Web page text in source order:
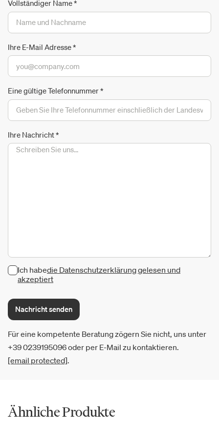
Vollständiger Name*
Ihre E-Mail Adresse*
Eine gültige Telefonnummer*
Ihre Nachricht*
Ich habedie Datenschutzerklärung gelesen und
akzeptiert
Nachricht senden
Für eine kompetente Beratung zögern Sie nicht, uns unter
+39 0239195096 oder per E-Mail zu kontaktieren.
[email protected].
Ähnliche Produkte